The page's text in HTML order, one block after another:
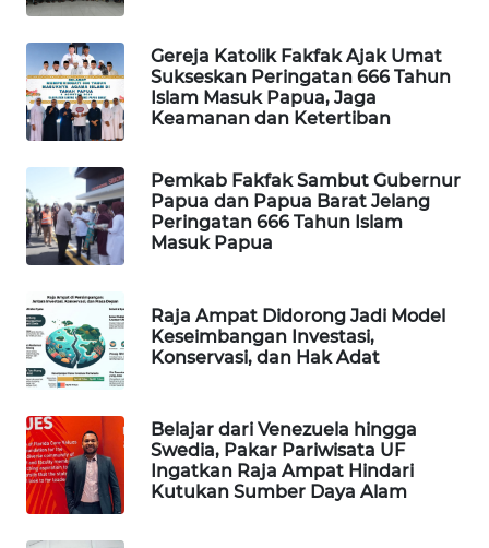
Gereja Katolik Fakfak Ajak Umat
Sukseskan Peringatan 666 Tahun
Islam Masuk Papua, Jaga
Keamanan dan Ketertiban
Pemkab Fakfak Sambut Gubernur
Papua dan Papua Barat Jelang
Peringatan 666 Tahun Islam
Masuk Papua
Raja Ampat Didorong Jadi Model
Keseimbangan Investasi,
Konservasi, dan Hak Adat
Belajar dari Venezuela hingga
Swedia, Pakar Pariwisata UF
Ingatkan Raja Ampat Hindari
Kutukan Sumber Daya Alam
PORTAL
KONSUMEN
FORWAMKI
ALPERKLINAS
FORJASIDA
TAMBANG
NEWS
SITUNGIR
SIDIKALANG
NEWS
SIBARAGAS